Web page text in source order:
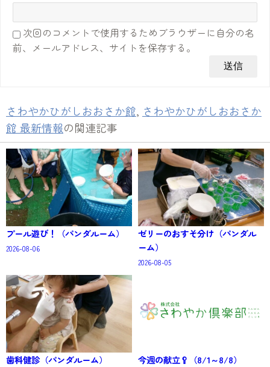
次回のコメントで使用するためブラウザーに自分の名
前、メールアドレス、サイトを保存する。
さわやかひがしおおさか館, さわやかひがしおおさか
館 最新情報の関連記事
プール遊び！（パンダルーム）
2026-08-06
ゼリーのおすそ分け（パンダル
ーム）
2026-08-05
歯科健診（パンダルーム） 今週の献立🥄（8/1～8/8）